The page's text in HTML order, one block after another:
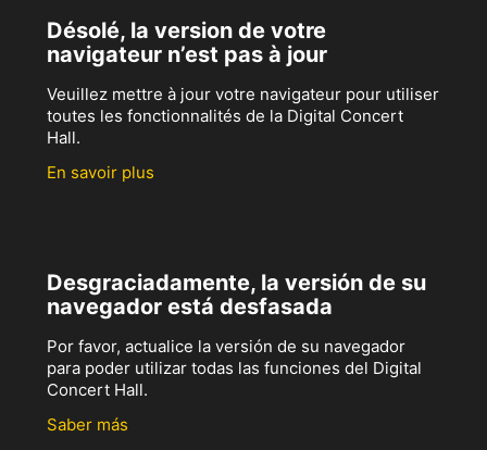
Désolé, la version de votre
navigateur n’est pas à jour
Veuillez mettre à jour votre navigateur pour utiliser
toutes les fonctionnalités de la Digital Concert
Hall.
En savoir plus
Desgraciadamente, la versión de su
navegador está desfasada
Por favor, actualice la versión de su navegador
para poder utilizar todas las funciones del Digital
Concert Hall.
Saber más